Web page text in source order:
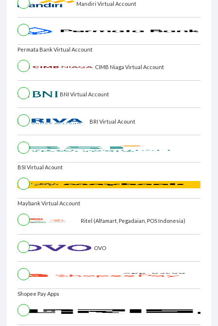
Mandiri Virtual Account
Permata Bank Virtual Account
CIMB Niaga Virtual Account
BNI Virtual Account
BRI Virtual Acount
BSI Virtual Acount
Maybank Virtual Account
Ritel (Alfamart, Pegadaian, POS Indonesia)
OVO
Shopee Pay Apps